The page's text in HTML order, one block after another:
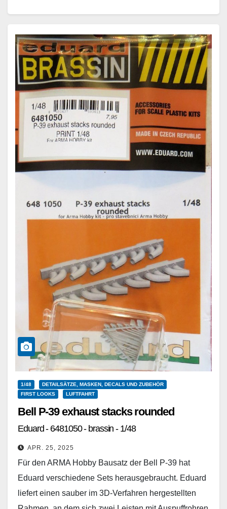
1/48
DETAILSÄTZE, MASKEN, DECALS UND ZUBEHÖR
FIRST LOOKS
LUFTFAHRT
Bell P-39 exhaust stacks rounded
Eduard - 6481050 - brassin - 1/48
APR. 25, 2025
Für den ARMA Hobby Bausatz der Bell P-39 hat
Eduard verschiedene Sets herausgebraucht. Eduard
liefert einen sauber im 3D-Verfahren hergestellten